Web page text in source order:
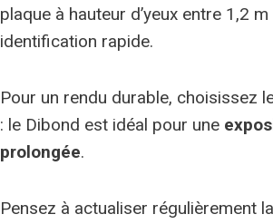
plaque à hauteur d’yeux entre 1,2
identification rapide.
Pour un rendu durable, choisissez
: le Dibond est idéal pour une
prolongée.
Pensez à actualiser régulièrement